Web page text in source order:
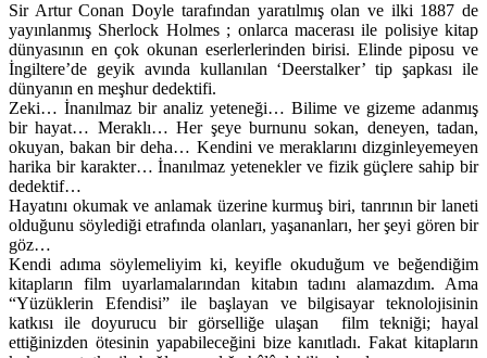
Sir Artur Conan Doyle tarafından yaratılmış olan ve ilki 1887 de
yayınlanmış Sherlock Holmes ; onlarca macerası ile polisiye kitap
dünyasının en çok okunan eserlerlerinden birisi. Elinde piposu ve
İngiltere’de geyik avında kullanılan ‘Deerstalker’ tip şapkası ile
dünyanın en meşhur dedektifi.
Zeki… İnanılmaz bir analiz yeteneği… Bilime ve gizeme adanmış
bir hayat… Meraklı… Her şeye burnunu sokan, deneyen, tadan,
okuyan, bakan bir deha… Kendini ve meraklarını dizginleyemeyen
harika bir karakter… İnanılmaz yetenekler ve fizik güçlere sahip bir
dedektif…
Hayatını okumak ve anlamak üzerine kurmuş biri, tanrının bir laneti
olduğunu söylediği etrafında olanları, yaşananları, her şeyi gören bir
göz…
Kendi adıma söylemeliyim ki, keyifle okuduğum ve beğendiğim
kitapların film uyarlamalarından kitabın tadını alamazdım. Ama
“Yüzüklerin Efendisi” ile başlayan ve bilgisayar teknolojisinin
katkısı ile doyurucu bir görselliğe ulaşan film tekniği; hayal
ettiğinizden ötesinin yapabileceğini bize kanıtladı. Fakat kitapların